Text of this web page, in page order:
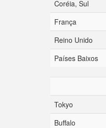
Coréia, Sul
França
Reino Unido
Países Baixos
Tokyo
Buffalo